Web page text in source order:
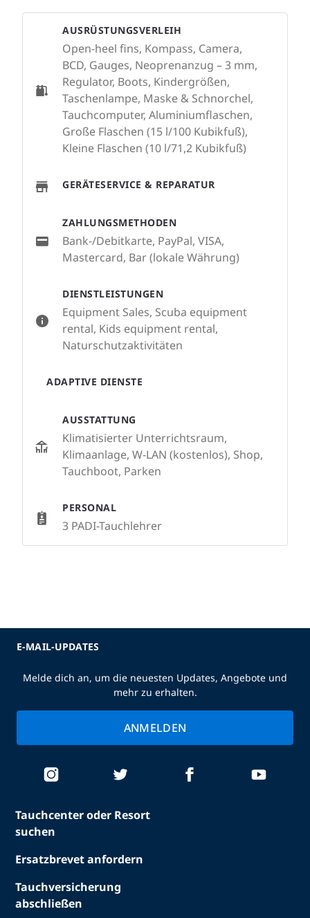
DIENSTLEISTUNGEN
Equipment Sales, Scuba equipment
rental, Kids equipment rental,
Naturschutzaktivitäten
ADAPTIVE DIENSTE
AUSSTATTUNG
Klimatisierter Unterrichtsraum,
Klimaanlage, W-LAN (kostenlos), Shop,
Tauchboot, Parken
PERSONAL
3 PADI-Tauchlehrer
AUSRÜSTUNGSVERLEIH
Open-heel fins, Kompass, Camera,
BCD, Gauges, Neoprenanzug – 3 mm,
Regulator, Boots, Kindergrößen,
Taschenlampe, Maske & Schnorchel,
Tauchcomputer, Aluminiumflaschen,
Große Flaschen (15 l/100 Kubikfuß),
Kleine Flaschen (10 l/71,2 Kubikfuß)
GERÄTESERVICE & REPARATUR
ZAHLUNGSMETHODEN
Bank-/Debitkarte, PayPal, VISA,
Mastercard, Bar (lokale Währung)
Tauchcenter oder Resort
suchen
Ersatzbrevet anfordern
Tauchversicherung
abschließen
E-MAIL-UPDATES
Melde dich an, um die neuesten Updates, Angebote und
mehr zu erhalten.
ANMELDEN